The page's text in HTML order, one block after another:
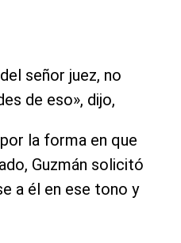
señor juez, no
de eso», dijo,
la forma en que
Guzmán solicitó
a él en ese tono y